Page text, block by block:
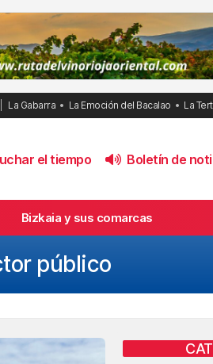
La Gabarra La Emoción del Bacalao La
el tiempo Boletín de
Bizkaia y sus comarcas
público